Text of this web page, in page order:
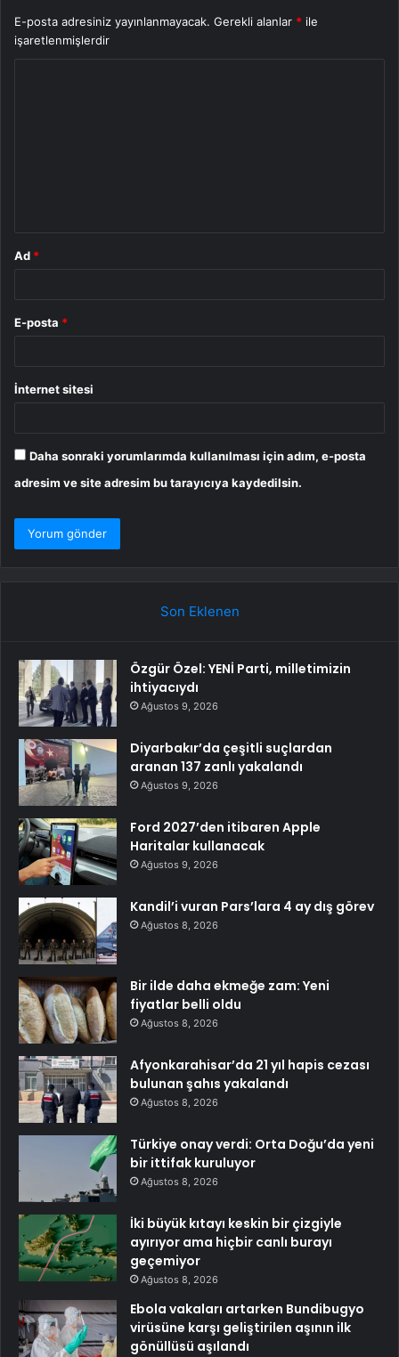
E-posta adresiniz yayınlanmayacak. Gerekli alanlar * ile
işaretlenmişlerdir
Ad *
E-posta *
İnternet sitesi
Daha sonraki yorumlarımda kullanılması için adım, e-posta
adresim ve site adresim bu tarayıcıya kaydedilsin.
Son Eklenen
Özgür Özel: YENİ Parti, milletimizin
ihtiyacıydı
Ağustos 9, 2026
Diyarbakır’da çeşitli suçlardan
aranan 137 zanlı yakalandı
Ağustos 9, 2026
Ford 2027’den itibaren Apple
Haritalar kullanacak
Ağustos 9, 2026
Kandil’i vuran Pars’lara 4 ay dış görev
Ağustos 8, 2026
Bir ilde daha ekmeğe zam: Yeni
fiyatlar belli oldu
Ağustos 8, 2026
Afyonkarahisar’da 21 yıl hapis cezası
bulunan şahıs yakalandı
Ağustos 8, 2026
Türkiye onay verdi: Orta Doğu’da yeni
bir ittifak kuruluyor
Ağustos 8, 2026
İki büyük kıtayı keskin bir çizgiyle
ayırıyor ama hiçbir canlı burayı
geçemiyor
Ağustos 8, 2026
Ebola vakaları artarken Bundibugyo
virüsüne karşı geliştirilen aşının ilk
gönüllüsü aşılandı